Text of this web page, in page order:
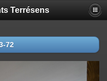
Terrésens
72